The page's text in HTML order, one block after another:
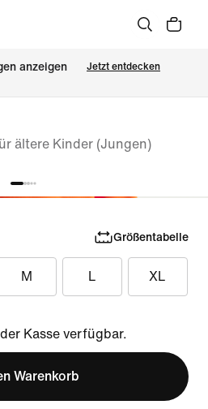
anzeigen Jetzt entdecken
ältere Kinder (Jungen)
Größentabelle
M L XL
Kasse verfügbar.
Warenkorb